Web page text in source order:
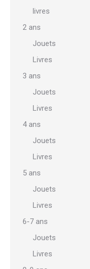
livres
2 ans
Jouets
Livres
3 ans
Jouets
Livres
4 ans
Jouets
Livres
5 ans
Jouets
Livres
6-7 ans
Jouets
Livres